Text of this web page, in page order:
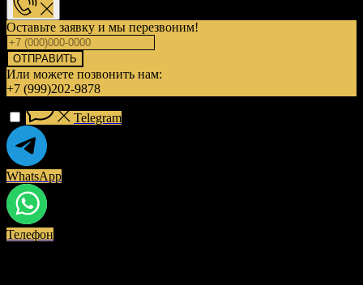
Оставьте заявку и мы перезвоним!
ОТПРАВИТЬ
Или можете позвонить нам:
+7 (999)202-9878
Telegram
WhatsApp
Телефон